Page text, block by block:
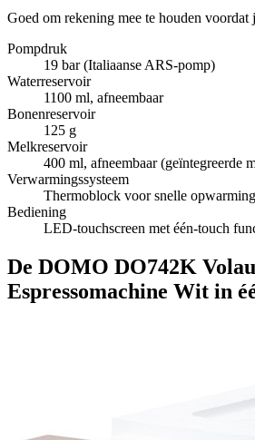
Goed om rekening mee te houden voordat
Pompdruk
19 bar (Italiaanse ARS-pomp)
Waterreservoir
1100 ml, afneembaar
Bonenreservoir
125 g
Melkreservoir
400 ml, afneembaar (geïntegreerde
Verwarmingssysteem
Thermoblock voor snelle opwarming
Bediening
LED-touchscreen met één-touch
De DOMO DO742K
Espressomachine Wit in